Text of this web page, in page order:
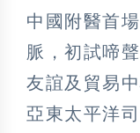
中國附醫首
脈，初試啼
友誼及貿易
亞東太平洋